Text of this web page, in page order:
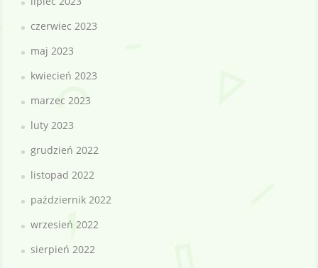
czerwiec 2023
maj 2023
kwiecień 2023
marzec 2023
luty 2023
grudzień 2022
listopad 2022
październik 2022
wrzesień 2022
sierpień 2022